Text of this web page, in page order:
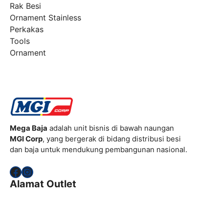
Rak Besi
Ornament Stainless
Perkakas
Tools
Ornament
Mega Baja adalah unit bisnis di bawah naungan
MGI Corp, yang bergerak di bidang distribusi besi
dan baja untuk mendukung pembangunan nasional.
Facebook
Instagram
Alamat Outlet